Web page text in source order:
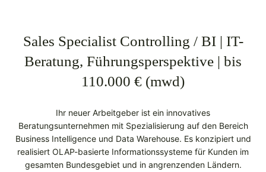
Sales Specialist Controlling / BI | IT-
Beratung, Führungsperspektive | bis
110.000 € (mwd)
Ihr neuer Arbeitgeber ist ein innovatives
Beratungsunternehmen mit Spezialisierung auf den Bereich
Business Intelligence und Data Warehouse. Es konzipiert und
realisiert OLAP-basierte Informationssysteme für Kunden im
gesamten Bundesgebiet und in angrenzenden Ländern.